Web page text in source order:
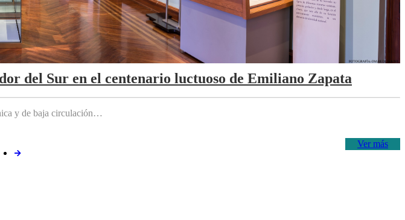
del Sur en el centenario luctuoso de Emiliano Zapata
y de baja circulación…
Ver más